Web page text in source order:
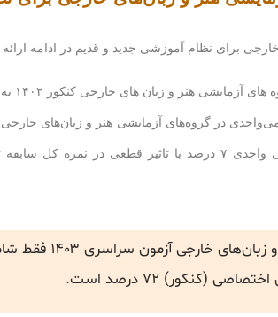
برای نظام آموزشی جدید و قدیم در ادامه
نظام سالی واحدی و ترمی واحدی ۷ درصد با تاثیر
سهم نمره کل سابقه
(کنکور) ۷۲ درصد است.